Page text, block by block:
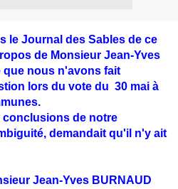
le Journal des Sables de ce
de Monsieur Jean-Yves
que nous n'avons fait
lors du vote du 30 mai à
de notre
demandait qu'il n'y ait
Jean-Yves BURNAUD